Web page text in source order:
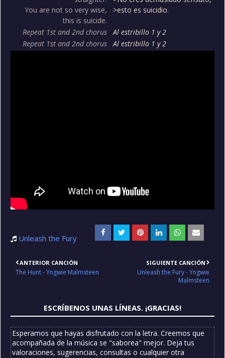
You are not so very wise,
this is suicide.
>esto es suicidio.
Repeat 1st and 2nd chorus
Al estribillo 1 y 2
Repeat 1st and 2nd chorus
Al estribillo 1 y 2
Unleash the Fury
ANTERIOR CANCIÓN
The Hunt - Yngwie Malmsteen
SIGUIENTE CANCIÓN
Unleash the Fury - Yngwie
Malmsteen
ESCRÍBENOS UNAS LÍNEAS. ¡GRACIAS!
Esperamos que hayas disfrutado con la letra. Creemos que
acompañada de la música se "saborea" mejor. Deja tus
valoraciones, sugerencias, consultas o cualquier otra